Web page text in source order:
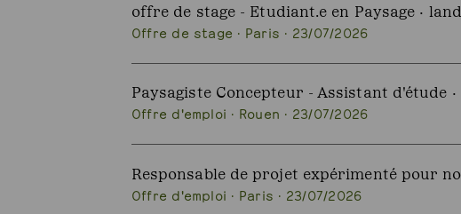
offre de stage - Etudiant.e en Paysage ·
Offre de stage · Paris · 23/07/2026
Paysagiste Concepteur - Assistant d'étude ·
Offre d'emploi · Rouen · 23/07/2026
Responsable de projet expérimenté pour
Offre d'emploi · Paris · 23/07/2026